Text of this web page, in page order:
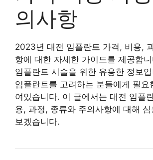
의사항
2023년 대전 임플란트 가격, 비용,
항에 대한 자세한 가이드를 제공합
임플란트 시술을 위한 유용한 정보
임플란트를 고려하는 분들에게 필요
여있습니다. 이 글에서는 대전 임플
용, 과정, 종류와 주의사항에 대해
보겠습니다.